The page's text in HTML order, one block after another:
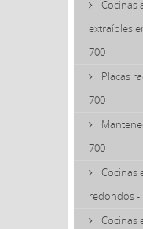
Cocinas
extraíbles
700
Placas
700
700
Cocinas
redondos -
Cocinas